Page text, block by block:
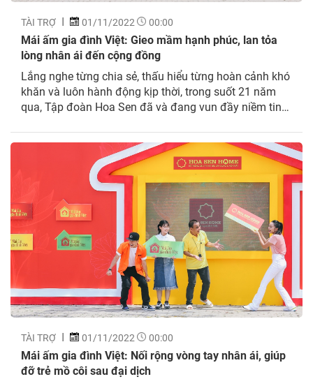
TÀI TRỢ 01/11/2022 00:00
Mái ấm gia đình Việt: Gieo mầm hạnh phúc, lan tỏa
lòng nhân ái đến cộng đồng
Lắng nghe từng chia sẻ, thấu hiểu từng hoàn cảnh khó
khăn và luôn hành động kịp thời, trong suốt 21 năm
qua, Tập đoàn Hoa Sen đã và đang vun đầy niềm tin
trong kinh doanh và tích cực trong các hoạt động vì
TÀI TRỢ 01/11/2022 00:00
Mái ấm gia đình Việt: Nối rộng vòng tay nhân ái, giúp
đỡ trẻ mồ côi sau đại dịch